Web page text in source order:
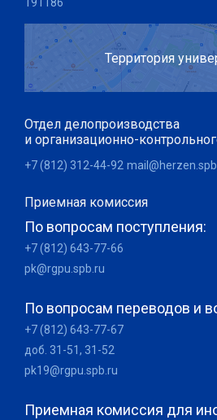
Территория
Отдел делопроизводства
и организационно-
+7 (812) 312-44-92
Приемная комиссия
По вопросам поступления:
+7 (812) 643-77-66
pk@rgpu.spb.ru
По вопросам переводов и
+7 (812) 643-77-67
доб. 31-51, 31-52
pk19@rgpu.spb.ru
Приемная комиссия для